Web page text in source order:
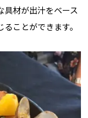
具材が出汁をベース
ことができます。